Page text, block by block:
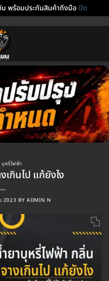
พร้อมประกันสินค้าถึงมือปิด
บุหรี่ไฟฟ้า
กินไป แก้ยังไง
2023 BYADMIN N